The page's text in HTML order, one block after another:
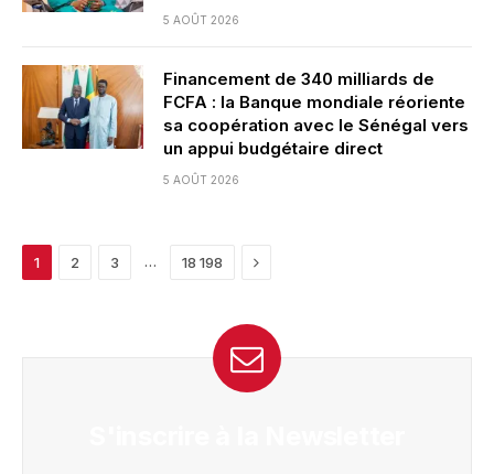
5 AOÛT 2026
Financement de 340 milliards de
FCFA : la Banque mondiale réoriente
sa coopération avec le Sénégal vers
un appui budgétaire direct
5 AOÛT 2026
1 2 3 … 18 198 Next